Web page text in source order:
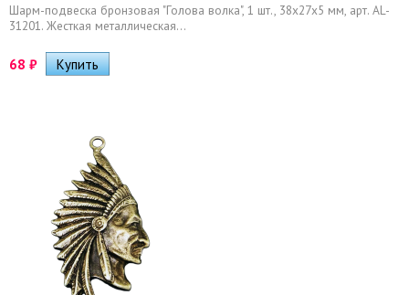
Шарм-подвеска бронзовая "Голова волка", 1 шт., 38х27х5 мм, арт. AL-
31201. Жесткая металлическая...
68 ₽